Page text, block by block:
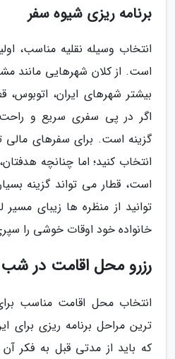
برنامه ریزی شیوه سفر
انتخاب وسیله نقلیه مناسب،
است. از کلان شهرهایی مانند
بیشتر شهرهای ایران، اتوبوس،
اگر در پی سفری سریع و راحت
گزینه است. برای سفرهای مالی
انتخاب کنید؛ اما چنانچه
است، قطار می تواند گزینه
توانید از منظره ها زیبای
خانواده خود اوقات خوشی را
رزرو محل اقامت در شب
انتخاب محل اقامت مناسب
ترین مراحل برنامه ریزی
که باید از مدتی قبل به فکر آن